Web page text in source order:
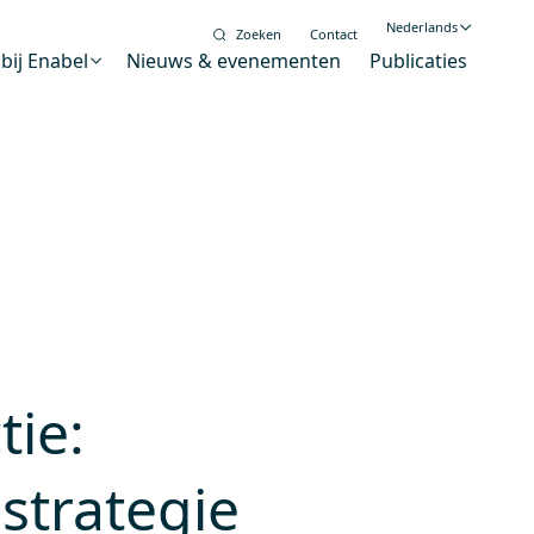
Zoeken Contact
Nederlands
English
Enabel Nieuws & evenementen Publicaties